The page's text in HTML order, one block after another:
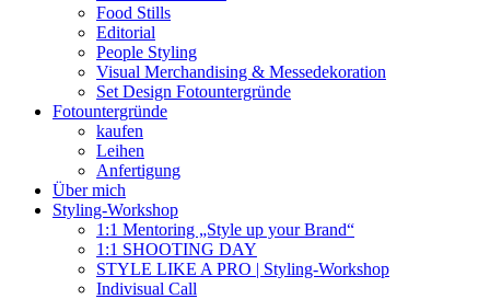
Food Stills
Editorial
People Styling
Visual Merchandising & Messedekoration
Set Design Fotountergründe
Fotountergründe
kaufen
Leihen
Anfertigung
Über mich
Styling-Workshop
1:1 Mentoring „Style up your Brand“
1:1 SHOOTING DAY
STYLE LIKE A PRO | Styling-Workshop
Indivisual Call